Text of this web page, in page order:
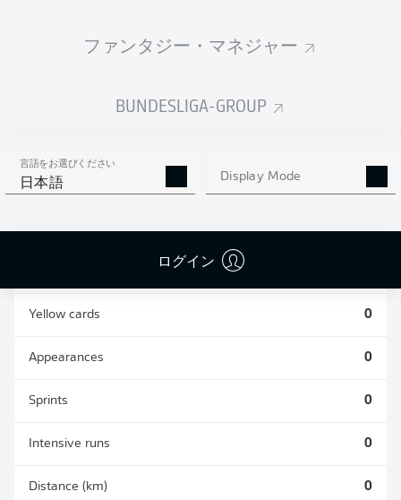
ファンタジー・マネジャー
BUNDESLIGA-GROUP
言語をお選びください
日本語 Display Mode
ログイン
統計 シーズン 2026/2027
AERIAL DUELS
WON
Yellow cards 0
Appearances 0
Sprints 0
Intensive runs 0
Distance (km) 0